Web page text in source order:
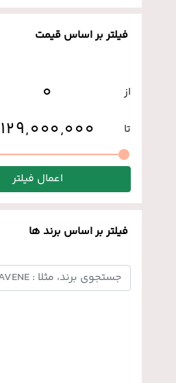
فیلتر بر اساس قیمت
از
تا
اعمال فیلتر
فیلتر بر اساس برند ها